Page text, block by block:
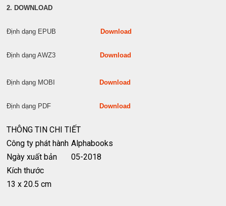
2. DOWNLOAD
Định dạng EPUB Download
Định dạng AWZ3 Download
Định dạng MOBI Download
Định dạng PDF Download
THÔNG TIN CHI TIẾT
Công ty phát hành Alphabooks
Ngày xuất bản
05-2018
Kích thước
13 x 20.5 cm